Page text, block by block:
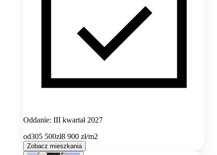
Oddanie: III kwartał 2027
od305 500zł8 900 zł/m2
Zobacz mieszkania